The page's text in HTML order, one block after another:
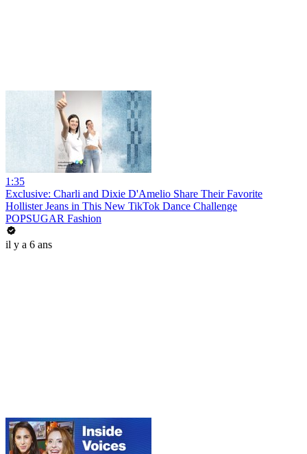
1:35
Exclusive: Charli and Dixie D'Amelio Share Their Favorite
Hollister Jeans in This New TikTok Dance Challenge
POPSUGAR Fashion
il y a 6 ans